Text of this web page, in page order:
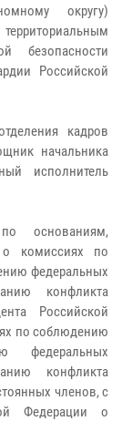
округу)
безопасности
Российской
кадров
начальника
исполнитель
основаниям,
комиссиях по
федеральных
конфликта
Российской
по соблюдению
федеральных
конфликта
членов, с
Федерации о